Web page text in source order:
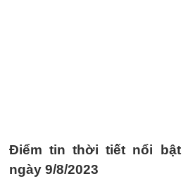
Điểm tin thời tiết nổi bật
ngày 9/8/2023